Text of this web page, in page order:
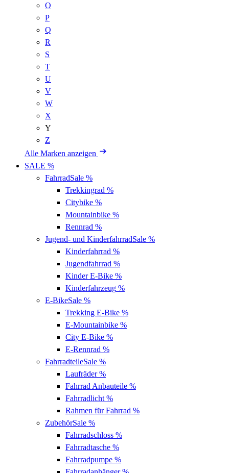
O
P
Q
R
S
T
U
V
W
X
Y
Z
Alle Marken anzeigen
SALE %
FahrradSale %
Trekkingrad %
Citybike %
Mountainbike %
Rennrad %
Jugend- und KinderfahrradSale %
Kinderfahrrad %
Jugendfahrrad %
Kinder E-Bike %
Kinderfahrzeug %
E-BikeSale %
Trekking E-Bike %
E-Mountainbike %
City E-Bike %
E-Rennrad %
FahrradteileSale %
Laufräder%
Fahrrad Anbauteile %
Fahrradlicht %
Rahmen für Fahrrad %
ZubehörSale %
Fahrradschloss %
Fahrradtasche %
Fahrradpumpe %